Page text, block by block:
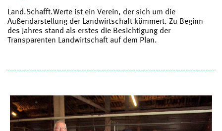
Land.Schafft.Werte ist ein Verein, der sich um die
Außendarstellung der Landwirtschaft kümmert. Zu Beginn
des Jahres stand als erstes die Besichtigung der
Transparenten Landwirtschaft auf dem Plan.